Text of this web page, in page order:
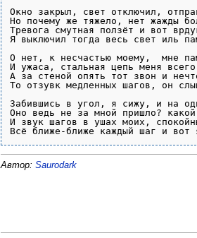
Окно закрыл, свет отключил,
Но почему же тяжело, нет жажды
Тревога смутная ползёт и вот
Я выключил тогда весь свет иль
О нет, к несчастью моему,  мне
И ужаса, стальная цепь меня
А за стеной опять тот звон и
То отзувк медленных шагов, он
Забившись в угол, я сижу, и на
Оно ведь не за мной пришло?
И звук шагов в ушах моих,
Автор: Saurodark